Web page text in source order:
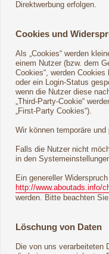
Direktwerbung erfolgen.
Cookies und
Als „Cookies“ werden
einem Nutzer (bzw. dem
Cookies“, werden
oder ein Login-Status
wenn die Nutzer diese
„Third-Party-Cookie“
„First-Party Cookies“).
Wir können temporäre
Falls die Nutzer nicht
in den
Ein genereller
http://www.aboutads.info/
werden. Bitte beachten
Löschung von Daten
Die von uns verarbeiteten